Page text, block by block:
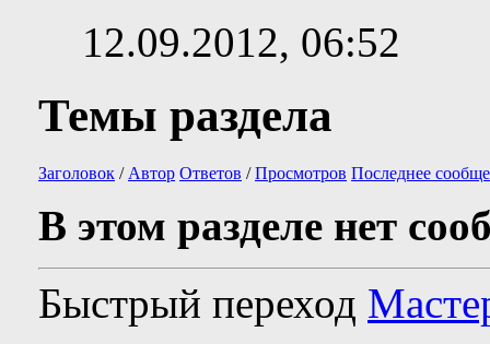
12.09.2012, 06:52
Темы раздела
Заголовок / Автор Ответов /Просмотров Последнее
В этом разделе нет
Быстрый переход